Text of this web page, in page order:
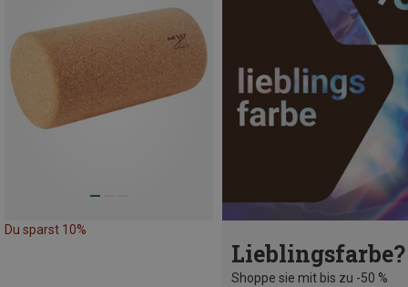
Du sparst 10%
Lieblingsfarbe?
Shoppe sie mit bis zu -50 %